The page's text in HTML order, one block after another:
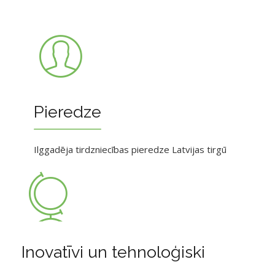
Pieredze
Ilggadēja tirdzniecības pieredze Latvijas tirgū
Inovatīvi un tehnoloģiski